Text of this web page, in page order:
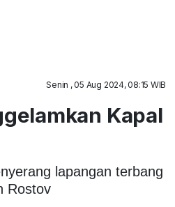
Senin , 05 Aug 2024, 08:15 WIB
Kapal
lapangan terbang
Rostov